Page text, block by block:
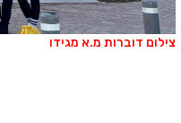
דוברות מ.א מגידו